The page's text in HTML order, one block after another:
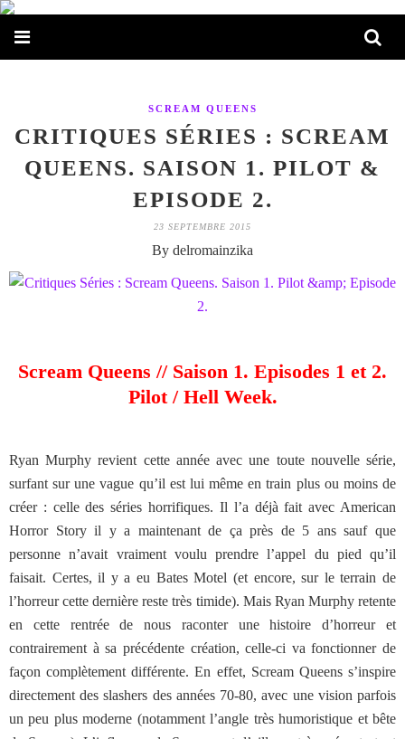
SCREAM QUEENS
CRITIQUES SÉRIES : SCREAM
QUEENS. SAISON 1. PILOT &
EPISODE 2.
23 SEPTEMBRE 2015
By delromainzika
Scream Queens // Saison 1. Episodes 1 et 2.
Pilot / Hell Week.
Ryan Murphy revient cette année avec une toute nouvelle série,
surfant sur une vague qu’il est lui même en train plus ou moins de
créer : celle des séries horrifiques. Il l’a déjà fait avec American
Horror Story il y a maintenant de ça près de 5 ans sauf que
personne n’avait vraiment voulu prendre l’appel du pied qu’il
faisait. Certes, il y a eu Bates Motel (et encore, sur le terrain de
l’horreur cette dernière reste très timide). Mais Ryan Murphy retente
en cette rentrée de nous raconter une histoire d’horreur et
contrairement à sa précédente création, celle-ci va fonctionner de
façon complètement différente. En effet, Scream Queens s’inspire
directement des slashers des années 70-80, avec une vision parfois
un peu plus moderne (notamment l’angle très humoristique et bête